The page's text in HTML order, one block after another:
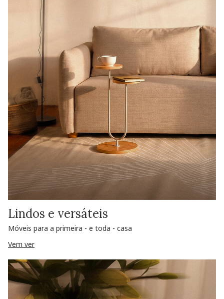
Lindos e versáteis
Móveis para a primeira - e toda - casa
Vem ver